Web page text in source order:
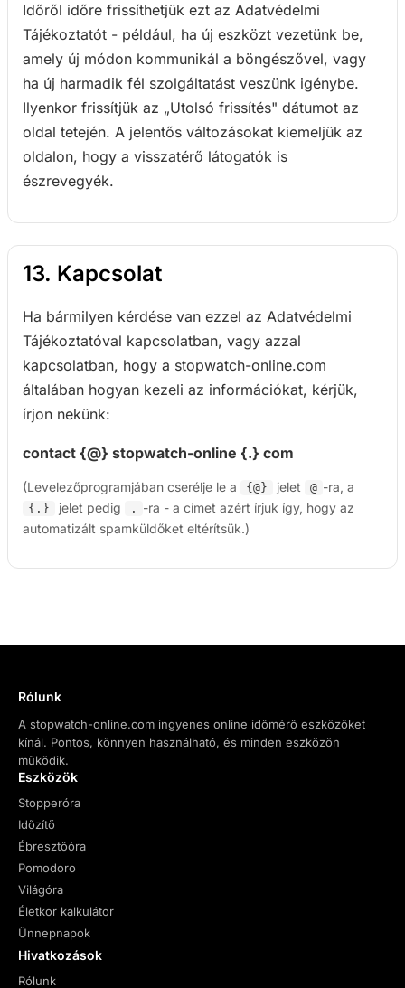
Időről időre frissíthetjük ezt az Adatvédelmi
Tájékoztatót - például, ha új eszközt vezetünk be,
amely új módon kommunikál a böngészővel, vagy
ha új harmadik fél szolgáltatást veszünk igénybe.
Ilyenkor frissítjük az „Utolsó frissítés" dátumot az
oldal tetején. A jelentős változásokat kiemeljük az
oldalon, hogy a visszatérő látogatók is
észrevegyék.
13. Kapcsolat
Ha bármilyen kérdése van ezzel az Adatvédelmi
Tájékoztatóval kapcsolatban, vagy azzal
kapcsolatban, hogy a stopwatch-online.com
általában hogyan kezeli az információkat, kérjük,
írjon nekünk:
contact {@} stopwatch-online {.} com
(Levelezőprogramjában cserélje le a {@} jelet @ -ra, a
{.} jelet pedig .
-ra - a címet azért írjuk így, hogy az
automatizált spamküldőket eltérítsük.)
Rólunk
A stopwatch-online.com ingyenes online időmérő eszközöket
kínál. Pontos, könnyen használható, és minden eszközön
működik.
Eszközök
Stopperóra
Időzítő
Ébresztőóra
Pomodoro
Világóra
Életkor kalkulátor
Ünnepnapok
Hivatkozások
Rólunk